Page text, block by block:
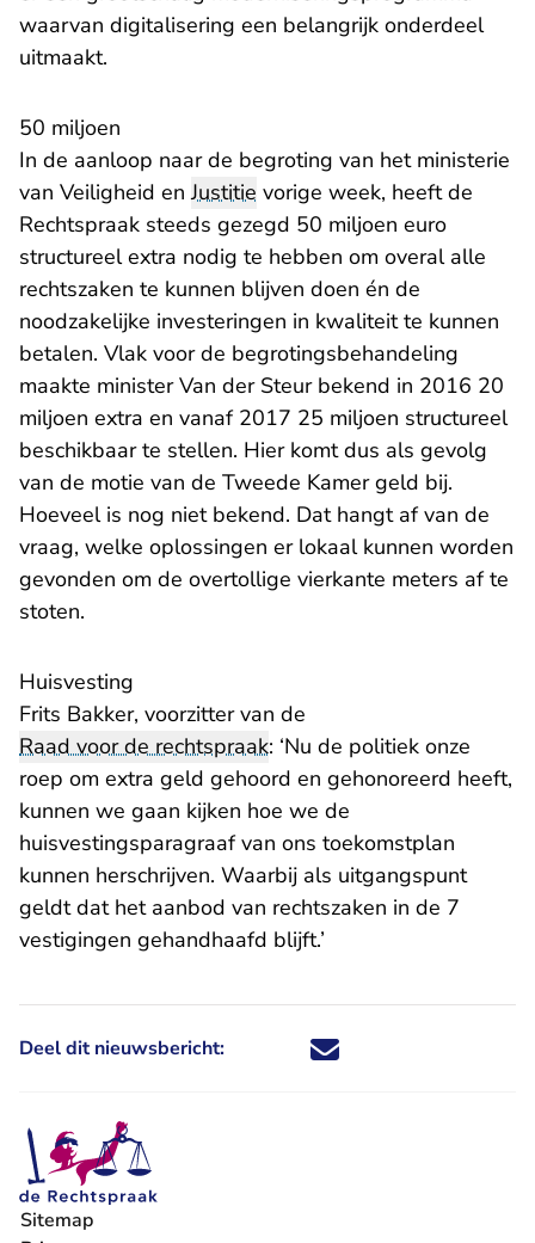
waarvan digitalisering een belangrijk onderdeel
uitmaakt.
50 miljoen
In de aanloop naar de begroting van het ministerie
van Veiligheid enJustitie vorige week, heeft de
Rechtspraak steeds gezegd 50 miljoen euro
structureel extra nodig te hebben om overal alle
rechtszaken te kunnen blijven doen én de
noodzakelijke investeringen in kwaliteit te kunnen
betalen. Vlak voor de begrotingsbehandeling
maakte minister Van der Steur bekend in 2016 20
miljoen extra en vanaf 2017 25 miljoen structureel
beschikbaar te stellen. Hier komt dus als gevolg
van de motie van de Tweede Kamer geld bij.
Hoeveel is nog niet bekend. Dat hangt af van de
vraag, welke oplossingen er lokaal kunnen worden
gevonden om de overtollige vierkante meters af te
stoten.
Huisvesting
Frits Bakker, voorzitter van de
Raad voor de rechtspraak: ‘Nu de politiek onze
roep om extra geld gehoord en gehonoreerd heeft,
kunnen we gaan kijken hoe we de
huisvestingsparagraaf van ons toekomstplan
kunnen herschrijven. Waarbij als uitgangspunt
geldt dat het aanbod van rechtszaken in de 7
vestigingen gehandhaafd blijft.’
Deel dit nieuwsbericht: Deel dit nieuwsbericht via X -
Deel dit nieuwsbericht via
Deel dit nieuwsbericht
Deel dit
Sitemap